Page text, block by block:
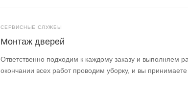
СЕРВИСНЫЕ СЛУЖБЫ
Монтаж дверей
Ответственно подходим к каждому заказу и выполняем
окончании всех работ проводим уборку, и вы